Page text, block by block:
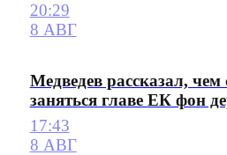
20:29
8 АВГ
Медведев рассказал, чем
заняться главе ЕК фон
17:43
8 АВГ